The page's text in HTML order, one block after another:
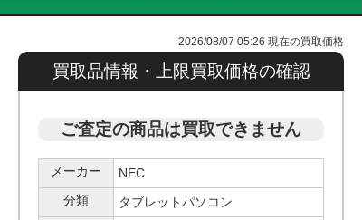
2026/08/07 05:26 現在の買取価格
買取品情報・上限買取価格の確認
ご査定の商品は買取できません
メーカー
NEC
分類
タブレットパソコン